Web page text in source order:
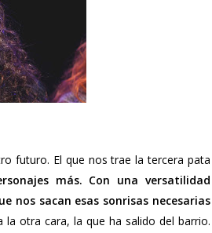
futuro. El que nos trae la tercera pata
más. Con una versatilidad
nos sacan esas sonrisas necesarias
la otra cara, la que ha salido del barrio.